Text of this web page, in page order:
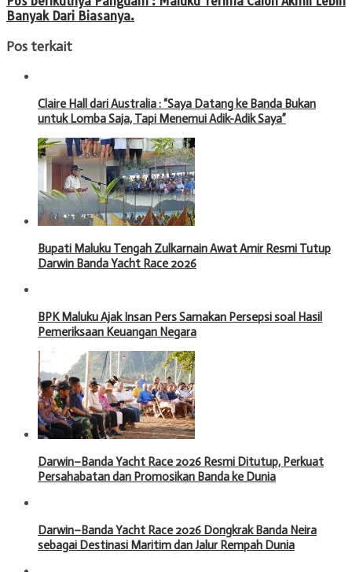
Banyak Dari Biasanya.
Pos terkait
Claire Hall dari Australia : “Saya Datang ke Banda Bukan
untuk Lomba Saja, Tapi Menemui Adik-Adik Saya”
Bupati Maluku Tengah Zulkarnain Awat Amir Resmi Tutup
Darwin Banda Yacht Race 2026
BPK Maluku Ajak Insan Pers Samakan Persepsi soal Hasil
Pemeriksaan Keuangan Negara
Darwin–Banda Yacht Race 2026 Resmi Ditutup, Perkuat
Persahabatan dan Promosikan Banda ke Dunia
Darwin–Banda Yacht Race 2026 Dongkrak Banda Neira
sebagai Destinasi Maritim dan Jalur Rempah Dunia